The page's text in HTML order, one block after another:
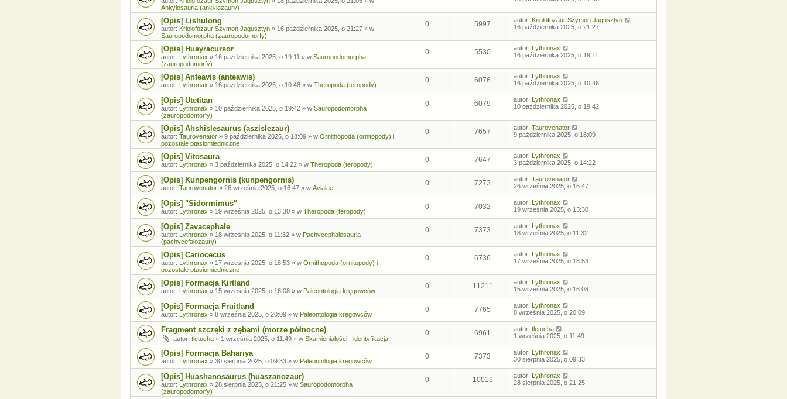
Ankylosauria (ankylozaury)
[Opis] Lishulong
autor: Kriolofozaur Szymon Jagusztyn » 16 października 2025, o 21:27 » w
Sauropodomorpha (zauropodomorfy)
0 5997 autor: Kriolofozaur Szymon Jagusztyn
16 października 2025, o 21:27
[Opis] Huayracursor
autor: Lythronax » 16 października 2025, o 19:11 » w Sauropodomorpha
(zauropodomorfy)
0 5530 autor: Lythronax
16 października 2025, o 19:11
[Opis] Anteavis (anteawis)
autor: Lythronax » 16 października 2025, o 10:48 » w Theropoda (teropody)
0 6076 autor: Lythronax
16 października 2025, o 10:48
[Opis] Utetitan
autor: Lythronax » 10 października 2025, o 19:42 » w Sauropodomorpha
(zauropodomorfy)
0 6079 autor: Lythronax
10 października 2025, o 19:42
[Opis] Ahshislesaurus (aszislezaur)
autor: Taurovenator » 9 października 2025, o 18:09 » w Ornithopoda (ornitopody) i
pozostałe ptasiomiedniczne
0 7657 autor: Taurovenator
9 października 2025, o 18:09
[Opis] Vitosaura
autor: Lythronax » 3 października 2025, o 14:22 » w Theropoda (teropody)
0 7647 autor: Lythronax
3 października 2025, o 14:22
[Opis] Kunpengornis (kunpengornis)
autor: Taurovenator » 26 września 2025, o 16:47 » w Avialae
0 7273 autor: Taurovenator
26 września 2025, o 16:47
[Opis] "Sidormimus"
autor: Lythronax » 19 września 2025, o 13:30 » w Theropoda (teropody)
0 7032 autor: Lythronax
19 września 2025, o 13:30
[Opis] Zavacephale
autor: Lythronax » 18 września 2025, o 11:32 » w Pachycephalosauria
(pachycefalozaury)
0 7373 autor: Lythronax
18 września 2025, o 11:32
[Opis] Cariocecus
autor: Lythronax » 17 września 2025, o 18:53 » w Ornithopoda (ornitopody) i
pozostałe ptasiomiedniczne
0 6736 autor: Lythronax
17 września 2025, o 18:53
[Opis] Formacja Kirtland
autor: Lythronax » 15 września 2025, o 16:08 » w Paleontologia kręgowców
0 11211 autor: Lythronax
15 września 2025, o 16:08
[Opis] Formacja Fruitland
autor: Lythronax » 8 września 2025, o 20:09 » w Paleontologia kręgowców
0 7765 autor: Lythronax
8 września 2025, o 20:09
Fragment szczęki z zębami (morze północne)
autor: tletocha » 1 września 2025, o 11:49 » w Skamieniałości - identyfikacja
0 6961 autor: tletocha
1 września 2025, o 11:49
[Opis] Formacja Bahariya
autor: Lythronax » 30 sierpnia 2025, o 09:33 » w Paleontologia kręgowców
0 7373 autor: Lythronax
30 sierpnia 2025, o 09:33
[Opis] Huashanosaurus (huaszanozaur)
autor: Lythronax » 28 sierpnia 2025, o 21:25 » w Sauropodomorpha
(zauropodomorfy)
0 10016 autor: Lythronax
28 sierpnia 2025, o 21:25